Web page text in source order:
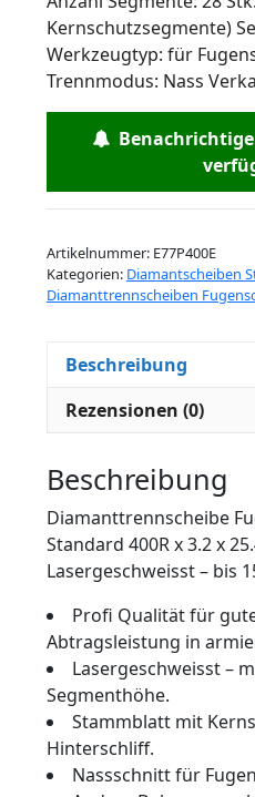
Kernschutzsegmente)
Werkzeugtyp: für
Trennmodus: Nass
Artikelnummer: E77P400E
Kategorien: Diamantscheiben
Diamanttrennscheiben
Beschreibung
Rezensionen (0)
Beschreibung
Diamanttrennscheibe
Standard 400R x 3.2 x
Lasergeschweisst – bis
Profi Qualität für
Abtragsleistung in
Lasergeschweisst –
Segmenthöhe.
Stammblatt mit
Hinterschliff.
Nassschnitt für